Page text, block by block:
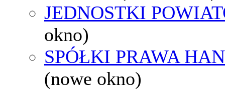
JEDNOSTKI
okno)
SPÓŁKI PRAWA
(nowe okno)